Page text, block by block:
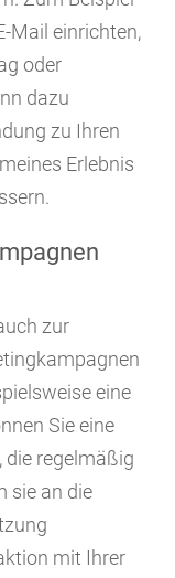
Mail einrichten,
oder
dazu
zu Ihren
Erlebnis
zur
eine
Sie eine
die regelmäßig
sie an die
mit Ihrer